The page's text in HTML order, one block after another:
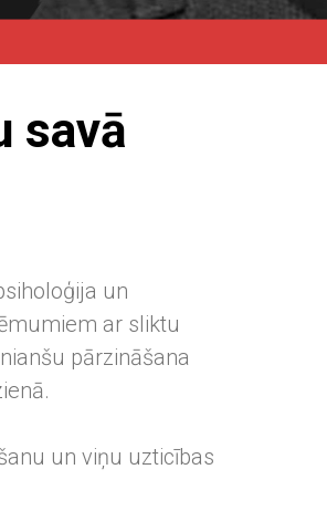
savā
un
ar sliktu
pārzināšana
un viņu uzticības